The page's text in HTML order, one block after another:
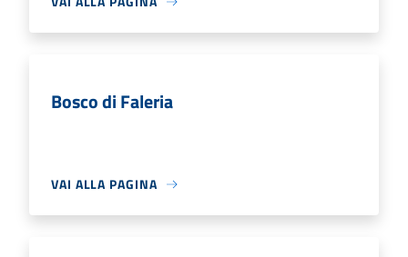
Bosco di Faleria
VAI ALLA PAGINA